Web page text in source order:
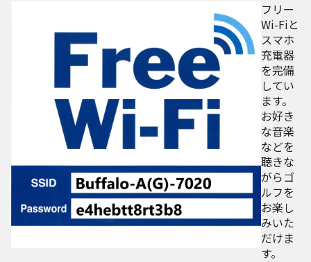
フリー
Wi-Fiと
スマホ
充電器
を完備
してい
ます。
お好き
な音楽
などを
聴きな
がらゴ
ルフを
お楽し
みいた
だけま
す。